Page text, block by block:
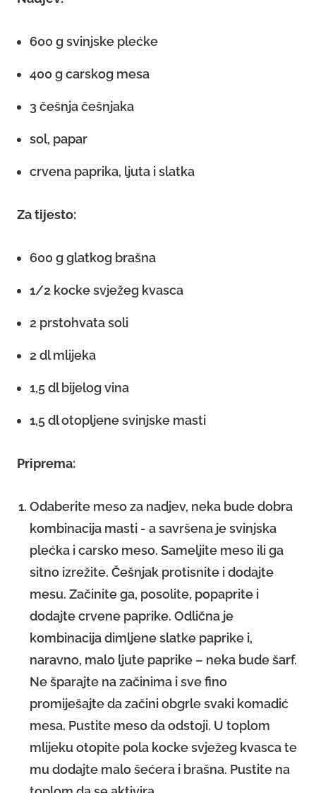
600 g svinjske plećke
400 g carskog mesa
3 češnja češnjaka
sol, papar
crvena paprika, ljuta i slatka
Za tijesto:
600 g glatkog brašna
1/2 kocke svježeg kvasca
2 prstohvata soli
2 dl mlijeka
1,5 dl bijelog vina
1,5 dl otopljene svinjske masti
Priprema:
Odaberite meso za nadjev, neka bude dobra
kombinacija masti - a savršena je svinjska
plećka i carsko meso. Sameljite meso ili ga
sitno izrežite. Češnjak protisnite i dodajte
mesu. Začinite ga, posolite, popaprite i
dodajte crvene paprike. Odlična je
kombinacija dimljene slatke paprike i,
naravno, malo ljute paprike – neka bude šarf.
Ne šparajte na začinima i sve fino
promiješajte da začini obgrle svaki komadić
mesa. Pustite meso da odstoji. U toplom
mlijeku otopite pola kocke svježeg kvasca te
mu dodajte malo šećera i brašna. Pustite na